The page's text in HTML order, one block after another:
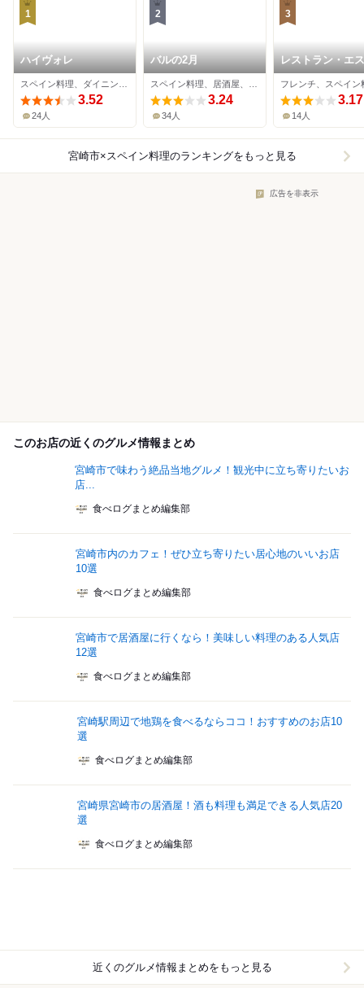
1
ハイヴォレ
3.52
24人
2
バルの2月
3.24
34人
3
レストラン・エ
ディオ パリサン
3.17
14人
宮崎市×スペイン料理のランキングをもっと見る
広告を非表示
このお店の近くのグルメ情報まとめ
宮崎市で味わう絶品当地グルメ！観光中に立ち寄りたいお
店...
食べログまとめ編集部
宮崎市内のカフェ！ぜひ立ち寄りたい居心地のいいお店
10選
食べログまとめ編集部
宮崎市で居酒屋に行くなら！美味しい料理のある人気店
12選
食べログまとめ編集部
宮崎駅周辺で地鶏を食べるならココ！おすすめのお店10
選
食べログまとめ編集部
宮崎県宮崎市の居酒屋！酒も料理も満足できる人気店20
選
食べログまとめ編集部
近くのグルメ情報まとめをもっと見る